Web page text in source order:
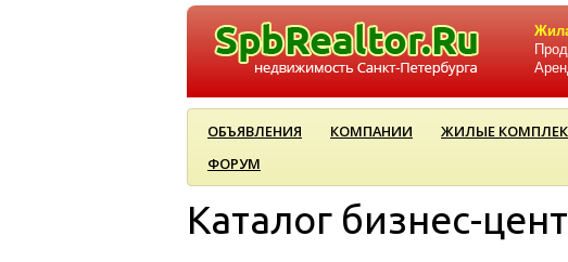
ОБЪЯВЛЕНИЯ КОМПАНИИ ЖИЛЫЕ
ФОРУМ
Каталог бизнес-